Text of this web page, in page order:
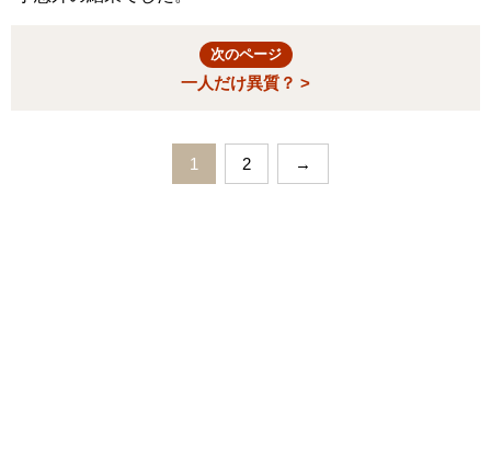
次のページ
一人だけ異質？ >
1 2 →